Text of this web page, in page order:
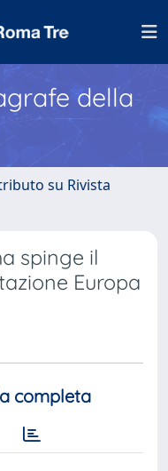
della
su Rivista
spinge il
Europa
completa